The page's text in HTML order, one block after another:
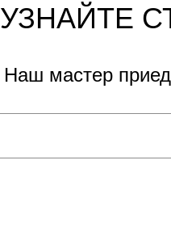
УЗНАЙТЕ
Наш мастер